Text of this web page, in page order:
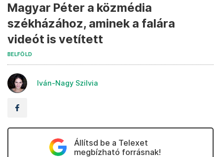
Magyar Péter a közmédia
székházához, aminek a falára
videót is vetített
BELFÖLD
Iván-Nagy Szilvia
Állítsd be a Telexet
megbízható forrásnak!